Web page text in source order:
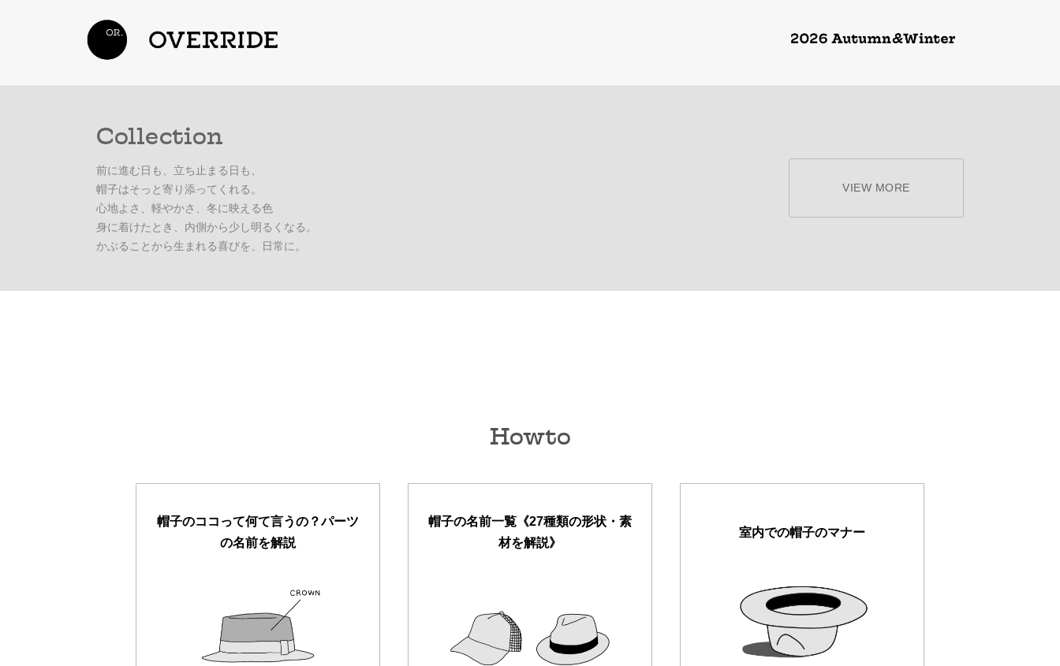
Collection
前に進む日も、立ち止まる日も、
帽子はそっと寄り添ってくれる。
心地よさ、軽やかさ、冬に映える色
身に着けたとき、内側から少し明るくなる。
かぶることから生まれる喜びを、日常に。
VIEW MORE
Howto
帽子のココって何て言うの？パーツ
の名前を解説
帽子の名前一覧《27種類の形状・素
材を解説》
室内での帽子のマナー